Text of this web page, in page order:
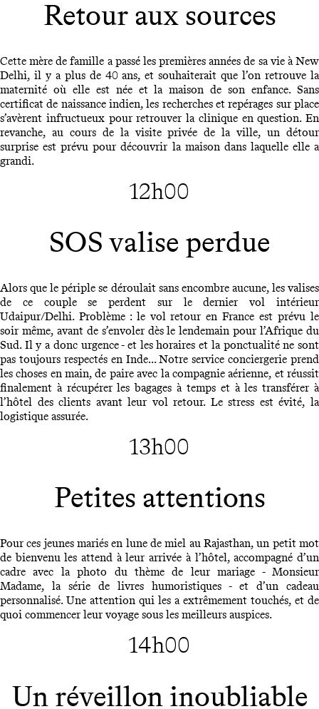
Retour aux sources
Cette mère de famille a passé les premières années de sa vie à New
Delhi, il y a plus de 40 ans, et souhaiterait que l’on retrouve la
maternité où elle est née et la maison de son enfance. Sans
certificat de naissance indien, les recherches et repérages sur place
s’avèrent infructueux pour retrouver la clinique en question. En
revanche, au cours de la visite privée de la ville, un détour
surprise est prévu pour découvrir la maison dans laquelle elle a
grandi.
12h00
SOS valise perdue
Alors que le périple se déroulait sans encombre aucune, les valises
de ce couple se perdent sur le dernier vol intérieur
Udaipur/Delhi. Problème : le vol retour en France est prévu le
soir même, avant de s’envoler dès le lendemain pour l’Afrique du
Sud. Il y a donc urgence - et les horaires et la ponctualité ne sont
pas toujours respectés en Inde... Notre service conciergerie prend
les choses en main, de paire avec la compagnie aérienne, et réussit
finalement à récupérer les bagages à temps et à les transférer à
l’hôtel des clients avant leur vol retour. Le stress est évité, la
logistique assurée.
13h00
Petites attentions
Pour ces jeunes mariés en lune de miel au Rajasthan, un petit mot
de bienvenu les attend à leur arrivée à l’hôtel, accompagné d’un
cadre avec la photo du thème de leur mariage - Monsieur
Madame, la série de livres humoristiques - et d’un cadeau
personnalisé. Une attention qui les a extrêmement touchés, et de
quoi commencer leur voyage sous les meilleurs auspices.
14h00
Un réveillon inoubliable